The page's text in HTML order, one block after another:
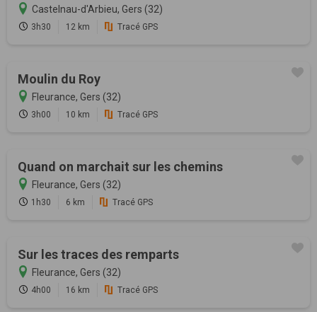
Castelnau-d'Arbieu, Gers (32)
3h30 12 km Tracé GPS
Moulin du Roy
Fleurance, Gers (32)
3h00 10 km Tracé GPS
Quand on marchait sur les chemins
Fleurance, Gers (32)
1h30 6 km Tracé GPS
Sur les traces des remparts
Fleurance, Gers (32)
4h00 16 km Tracé GPS